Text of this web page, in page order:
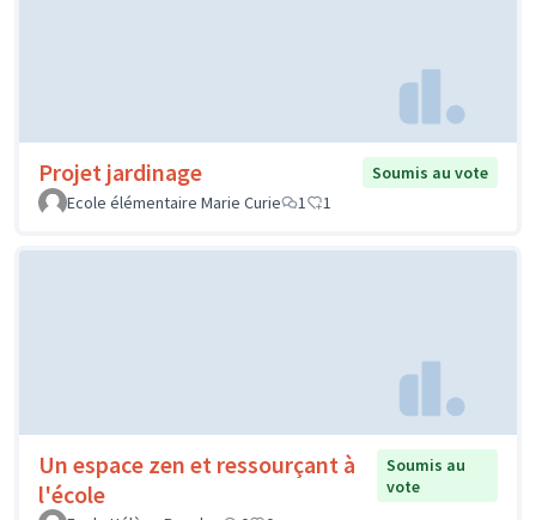
Projet jardinage
Soumis au vote
Ecole élémentaire Marie Curie
1 1
Un espace zen et ressourçant à
l'école
Soumis au
vote